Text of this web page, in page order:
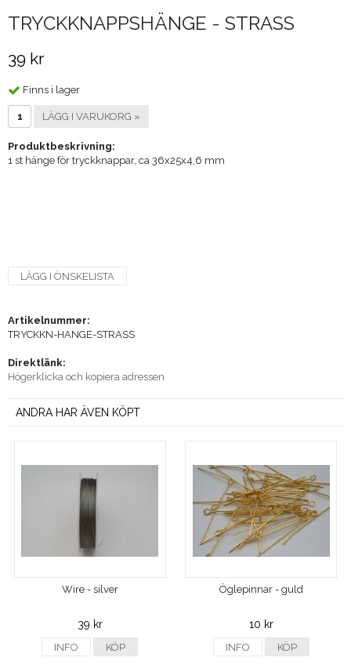
TRYCKKNAPPSHÄNGE - STRASS
39 kr
Finns i lager
LÄGG I VARUKORG »
Produktbeskrivning:
1 st hänge för tryckknappar, ca 36x25x4,6 mm
LÄGG I ÖNSKELISTA
Artikelnummer:
TRYCKKN-HANGE-STRASS
Direktlänk:
Högerklicka och kopiera adressen
ANDRA HAR ÄVEN KÖPT
Wire - silver
39 kr
INFO KÖP
Öglepinnar - guld
10 kr
INFO KÖP